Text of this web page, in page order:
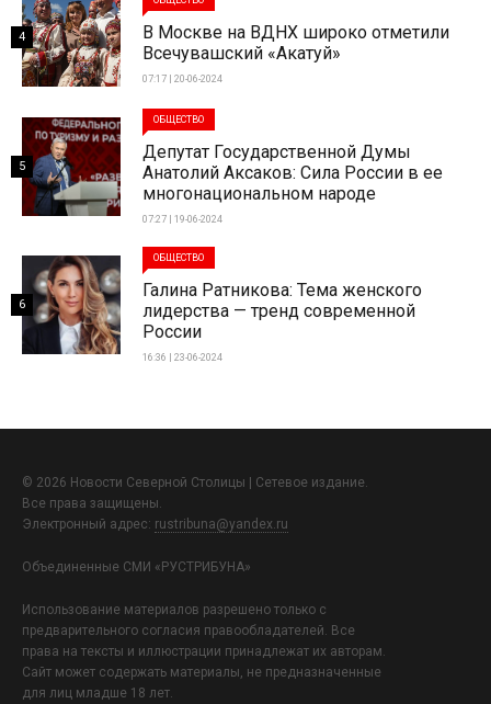
В Москве на ВДНХ широко отметили
Всечувашский «Акатуй»
07:17 | 20-06-2024
4
ОБЩЕСТВО
Депутат Государственной Думы
Анатолий Аксаков: Сила России в ее
многонациональном народе
07:27 | 19-06-2024
5
ОБЩЕСТВО
Галина Ратникова: Тема женского
лидерства — тренд современной
России
16:36 | 23-06-2024
6
© 2026 Новости Северной Столицы | Сетевое издание.
Все права защищены.
Электронный адрес: rustribuna@yandex.ru
Объединенные СМИ «РУСТРИБУНА»
Использование материалов разрешено только с
предварительного согласия правообладателей. Все
права на тексты и иллюстрации принадлежат их авторам.
Сайт может содержать материалы, не предназначенные
для лиц младше 18 лет.